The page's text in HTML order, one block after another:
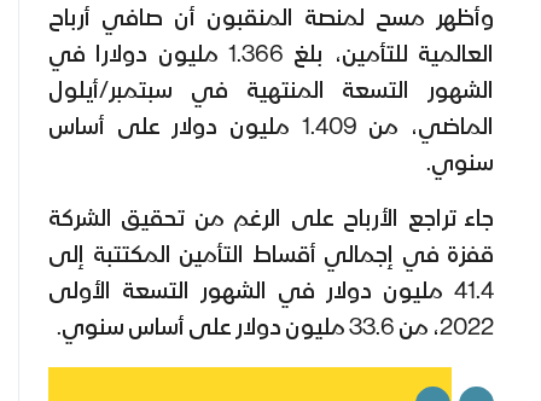
وأظهر مسح لمنصة المنقبون أن صافي أرباح
العالمية للتأمين، بلغ 1.366 مليون دولارا في
الشهور التسعة المنتهية في سبتمبر/أيلول
الماضي، من 1.409 مليون دولار على أساس
سنوي.
جاء تراجع الأرباح على الرغم من تحقيق الشركة
قفزة في إجمالي أقساط التأمين المكتتبة إلى
41.4 مليون دولار في الشهور التسعة الأولى
2022، من 33.6 مليون دولار على أساس سنوي.